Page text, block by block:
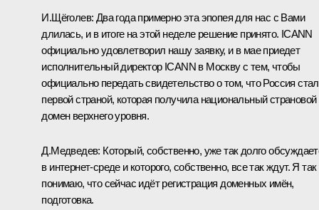
И.Щёголев: Два года примерно эта эпопея для нас с Вами
длилась, и в итоге на этой неделе решение принято. ICANN
официально удовлетворил нашу заявку, и в мае приедет
исполнительный директор ICANN в Москву с тем, чтобы
официально передать свидетельство о том, что Россия
первой страной, которая получила национальный страновой
домен верхнего уровня.
Д.Медведев: Который, собственно, уже так долго
в интернет-среде и которого, собственно, все так ждут. Я так
понимаю, что сейчас идёт регистрация доменных имён,
подготовка.